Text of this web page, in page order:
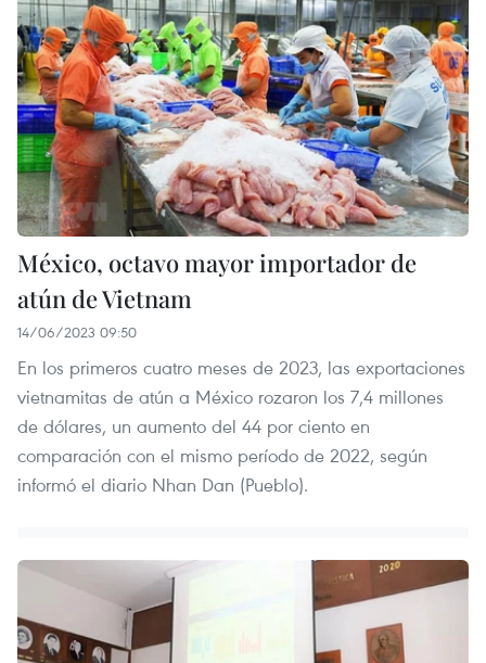
México, octavo mayor importador de
atún de Vietnam
14/06/2023 09:50
En los primeros cuatro meses de 2023, las exportaciones
vietnamitas de atún a México rozaron los 7,4 millones
de dólares, un aumento del 44 por ciento en
comparación con el mismo período de 2022, según
informó el diario Nhan Dan (Pueblo).